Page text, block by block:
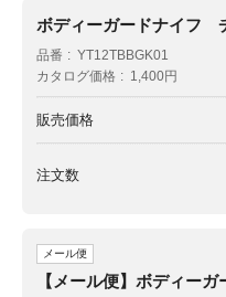
ボディーガードナイフ
品番
YT12TBBGK01
カタログ価格
1,400円
販売価格
注文数
メール便
【メール便】ボディー